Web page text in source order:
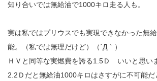
知り合いでは無給油で1000キロ走る人も。
実は私ではプリウスでも実現できなかった無
能。（私では無理だけど）（´Д｀）
ＨＶと同等な実燃費を誇る1.5Ｄ いいと思い
2.2Ｄだと無給油1000キロはさすがに不可能だ